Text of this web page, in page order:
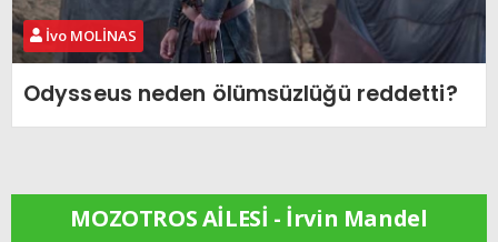
İvo MOLİNAS
Odysseus neden ölümsüzlüğü reddetti?
MOZOTROS AİLESİ - İrvin Mandel